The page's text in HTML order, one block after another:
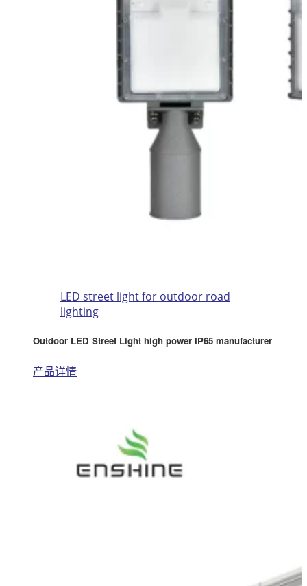
LED street light for outdoor road
lighting
Outdoor LED Street Light high power IP65 manufacturer
产品详情